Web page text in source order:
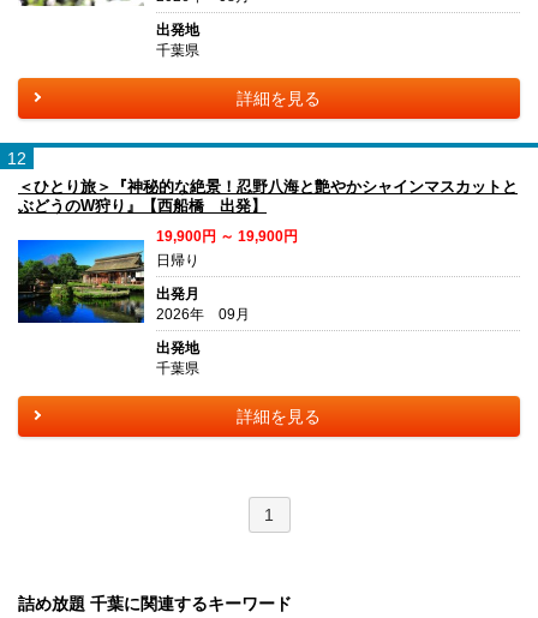
出発地
千葉県
詳細を見る
12
＜ひとり旅＞『神秘的な絶景！忍野八海と艶やかシャインマスカットと
ぶどうのW狩り』【西船橋 出発】
19,900円 ～ 19,900円
日帰り
出発月
2026年 09月
出発地
千葉県
詳細を見る
1
詰め放題 千葉に関連するキーワード